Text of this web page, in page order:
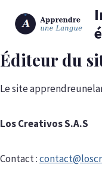
Éditeur du
Le site
Los Creativos S.A.S
Contact :